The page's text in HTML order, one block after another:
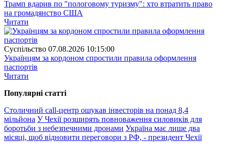
Трамп вдарив по "пологовому туризму": хто втратить право
на громадянство США
Читати
Суспiльство 07.08.2026 10:15:00
Українцям за кордоном спростили правила оформлення
паспортів
Читати
Популярнi статтi
Столичний call-центр ошукав інвесторів на понад 8,4
мільйона У Чехії розширять повноваження силовиків для
боротьби з небезпечними дронами Україна має лише два
місяці, щоб відновити переговори з РФ, - президент Чехії